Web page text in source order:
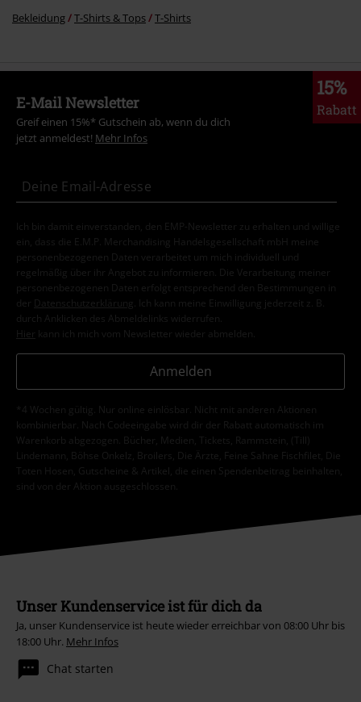
Bekleidung T-Shirts & Tops T-Shirts
15%
Rabatt
E-Mail Newsletter
Greif einen 15%* Gutschein ab, wenn du dich
jetzt anmeldest! Mehr Infos
Ich bin damit einverstanden, den EMP-Newsletter zu erhalten und willige
ein, dass die E.M.P. Merchandising Handelsgesellschaft mbH meine
personenbezogenen Daten verarbeitet um mich individuell und
regelmäßig über ihr Angebot zu informieren. Die Verarbeitung meiner
personenbezogenen Daten erfolgt entsprechend den Bestimmungen in
der
Datenschutzerklärung
. Ich kann meine Einwilligung jederzeit z. B.
durch Anklicken des Abmeldelinks widerrufen.
Hier kann ich mich vom Newsletter wieder abmelden.
Anmelden
*4 Wochen gültig. Nur online einlösbar. Nicht mit anderen Aktionen
kombinierbar. Nach Codeeingabe wird dir der Rabatt automatisch im
Warenkorb abgezogen. Bücher, Medien, Tickets, Rammstein, (Till)
Lindemann, Böhse Onkelz, Broilers, Die Ärzte, Feine Sahne Fischfilet, Die
Toten Hosen, Gutscheine & Artikel, die einen Spendenbeitrag beinhalten,
sind von der Aktion ausgeschlossen.
Unser Kundenservice ist für dich da
Ja, unser Kundenservice ist heute wieder erreichbar von 08:00 Uhr bis
18:00 Uhr. Mehr Infos
Chat starten